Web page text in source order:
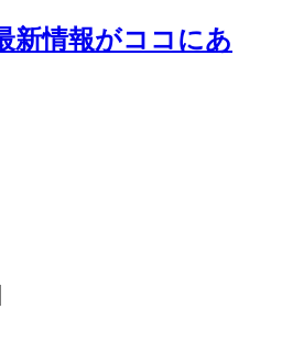
新情報がココにあ